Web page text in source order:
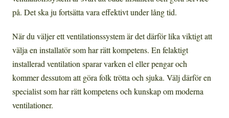
på. Det ska ju fortsätta vara effektivt under lång tid.
När du väljer ett ventilationssystem är det därför lika viktigt att
välja en installatör som har rätt kompetens. En felaktigt
installerad ventilation sparar varken el eller pengar och
kommer dessutom att göra folk trötta och sjuka. Välj därför en
specialist som har rätt kompetens och kunskap om moderna
ventilationer.